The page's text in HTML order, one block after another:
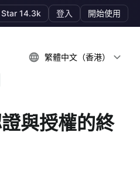
Star 14.3k 登入 開始使用
繁體中文（香港）
與授權的終